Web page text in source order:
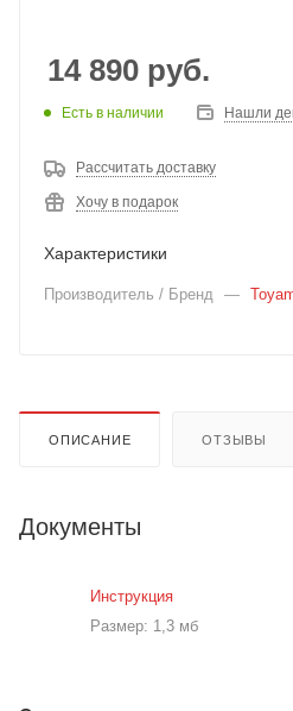
14 890 руб.
Есть в наличии Нашли
Рассчитать доставку
Хочу в подарок
Характеристики
Производитель / Бренд —
ОПИСАНИЕ ОТЗЫВЫ
Документы
Инструкция
Размер: 1,3 мб